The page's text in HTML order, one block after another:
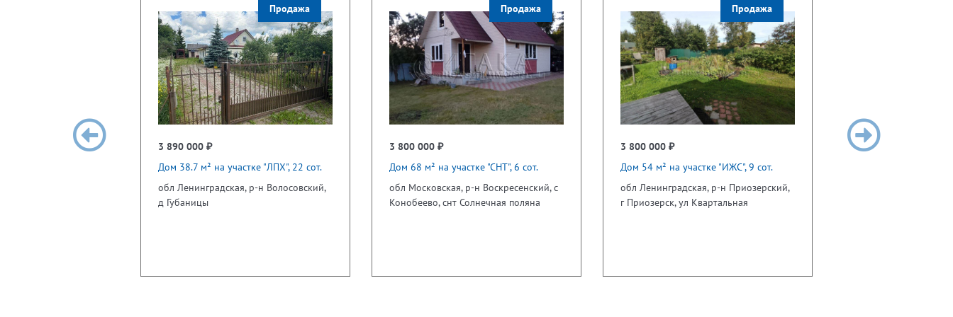
Продажа
3 890 000 ₽
Дом 38.7 м² на участке "ЛПХ", 22 сот.
обл Ленинградская, р-н Волосовский,
д Губаницы
Продажа
3 800 000 ₽
Дом 68 м² на участке "СНТ", 6 сот.
обл Московская, р-н Воскресенский, с
Конобеево, снт Солнечная поляна
Продажа
3 800 000 ₽
Дом 54 м² на участке "ИЖС", 9 сот.
обл Ленинградская, р-н Приозерский,
г Приозерск, ул Квартальная